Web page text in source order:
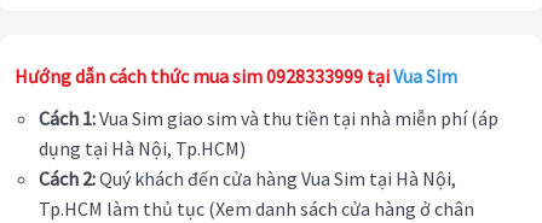
Hướng dẫn cách thức mua sim 0928333999 tạiVua Sim
Cách 1:Vua Sim giao sim và thu tiền tại nhà miễn phí (áp
dụng tại Hà Nội, Tp.HCM)
Cách 2:Quý khách đến cửa hàng Vua Sim tại Hà Nội,
Tp.HCM làm thủ tục (Xem danh sách cửa hàng ở chân